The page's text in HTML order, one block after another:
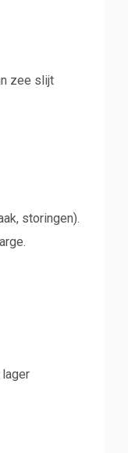
zee slijt
storingen).